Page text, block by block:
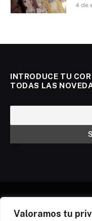
Valoramos tu
4 de
INTRODUCE TU
TODAS LAS